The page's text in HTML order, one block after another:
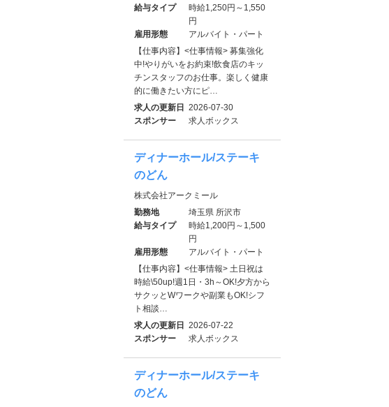
給与タイプ
時給1,250円～1,550
円
雇用形態
アルバイト・パート
【仕事内容】<仕事情報> 募集強化
中!やりがいをお約束!飲食店のキッ
チンスタッフのお仕事。楽しく健康
的に働きたい方にピ…
求人の更新日 2026-07-30
スポンサー
求人ボックス
ディナーホール/ステーキ
のどん
株式会社アークミール
勤務地
埼玉県 所沢市
給与タイプ
時給1,200円～1,500
円
雇用形態
アルバイト・パート
【仕事内容】<仕事情報> 土日祝は
時給\50up!週1日・3h～OK!夕方から
サクッとWワークや副業もOK!シフ
ト相談…
求人の更新日 2026-07-22
スポンサー
求人ボックス
ディナーホール/ステーキ
のどん